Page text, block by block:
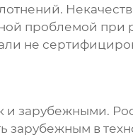
проблемой при
не
и зарубежными.
зарубежным в